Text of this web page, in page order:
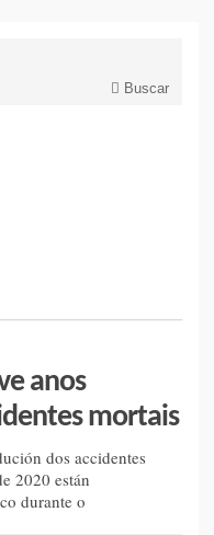
Buscar
anos
mortais
dos accidentes
2020 están
durante o